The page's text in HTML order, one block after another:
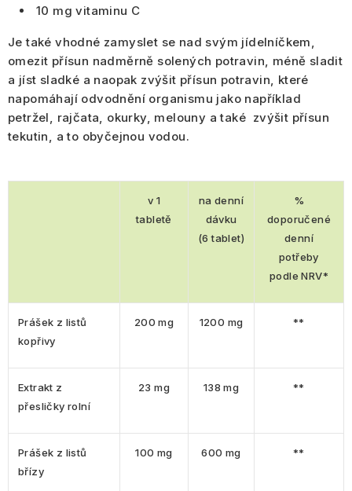
10 mg vitaminu C
Je také vhodné zamyslet se nad svým jídelníčkem,
omezit přísun nadměrně solených potravin
méně sladit
a jíst sladké a naopak zvýšit přísun potravin, které
napomáhají odvodnění organismu jako například
petržel, rajčata, okurky, melouny a také zvýšit přísun
tekutin, a to obyčejnou vodou.
v 1
tabletě
na denní
dávku
(6 tablet)
%
doporučené
denní
potřeby
podle NRV*
Prášek z listů
kopřivy
200 mg 1200 mg **
Extrakt z
přesličky rolní
23 mg 138 mg **
Prášek z listů
břízy
100 mg 600 mg **